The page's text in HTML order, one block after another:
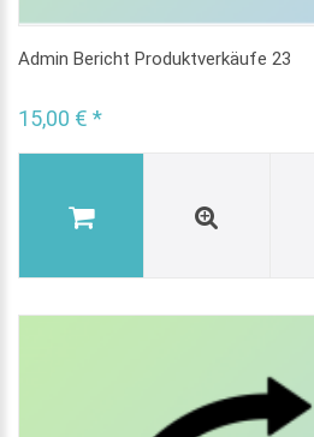
Admin Bericht Produktverkäufe 23
15,00 € *